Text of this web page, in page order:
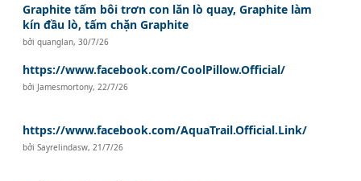
Graphite tấm bôi trơn con lăn lò quay, Graphite làm
kín đầu lò, tấm chặn Graphite
bởiquanglan,30/7/26
https://www.facebook.com/CoolPillow.Official/
bởi Jamesmortony, 22/7/26
https://www.facebook.com/AquaTrail.Official.Link/
bởiSayrelindasw, 21/7/26